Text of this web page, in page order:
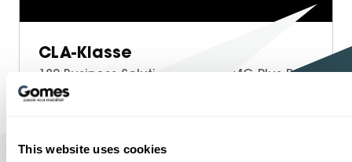
This website uses cookies
CLA-Klasse
180 Business Solution AMG | AMG Plus Pakket | Night Pakket | Panoramadak | Burmester 3D Surround Sound | 360° Camera | Dodehoekassistent | Head-up Display | MULTIBEAM LED Koplampen | Elektrisch Verstelbare Stoelen + Memory | Stoelverwarming | Sfeerverlichting | Apple CarPlay | Android Auto | Elektrisch Inklapbare Buitenspiegels | Parkeersensoren
Bouwjaar